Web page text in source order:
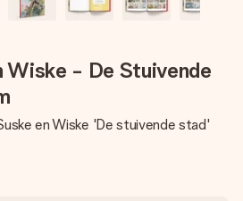
Wiske - De Stuivende
en Wiske 'De stuivende stad'